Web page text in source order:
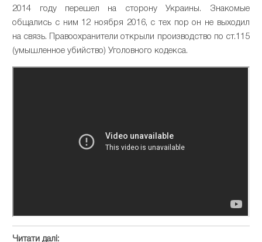
2014 году перешел на сторону Украины. Знакомые
общались с ним 12 ноября 2016, с тех пор он не выходил
на связь. Правоохранители открыли производство по ст.115
(умышленное убийство) Уголовного кодекса.
Читати далі: